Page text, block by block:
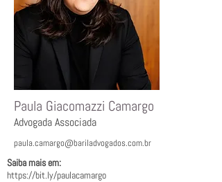
Paula Giacomazzi Camargo
Advogada Associada
paula.camargo@bariladvogados.com.br
Saiba mais em:ﾠ
https://bit.ly/paulacamargo